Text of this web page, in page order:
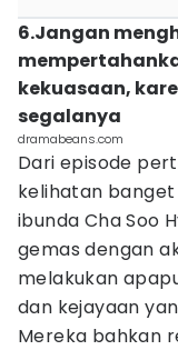
6.Jangan
kekuasaan,
segalanya
dramabeans.com
Dari episode
kelihatan
ibunda Cha Soo
gemas dengan
melakukan
dan kejayaan
Mereka bahkan